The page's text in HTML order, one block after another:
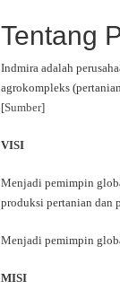
Tentang
Indmira adalah
agrokompleks
[Sumber]
VISI
Menjadi pemimpin
produksi pertanian dan
Menjadi pemimpin
MISI